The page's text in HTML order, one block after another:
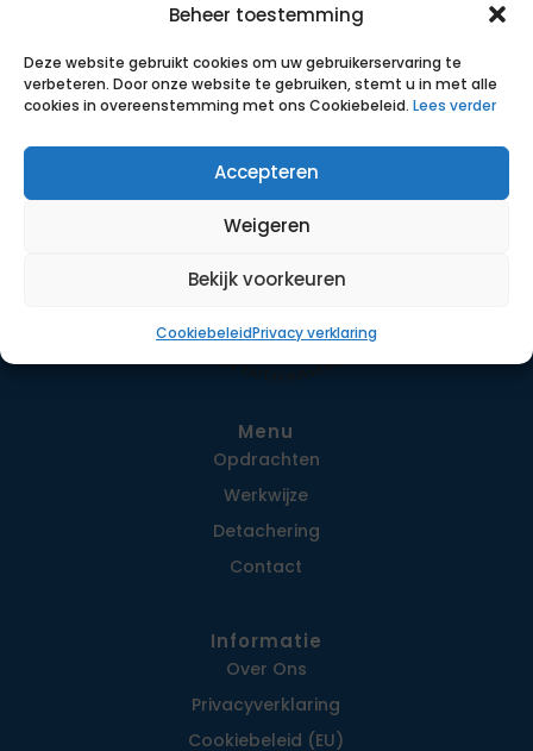
Beheer toestemming
Deze website gebruikt cookies om uw gebruikerservaring te
verbeteren. Door onze website te gebruiken, stemt u in met alle
cookies in overeenstemming met ons Cookiebeleid. Lees verder
Accepteren
Weigeren
Bekijk voorkeuren
CookiebeleidPrivacy verklaring
inzet van data en ruim 18 jaar ervaring helpen we
zelfstandigen bij het vinden van een passende
SNA certificering
Menu
Opdrachten
Werkwijze
Detachering
Contact
Informatie
Over Ons
Privacy­verklaring
Cookiebeleid (EU)